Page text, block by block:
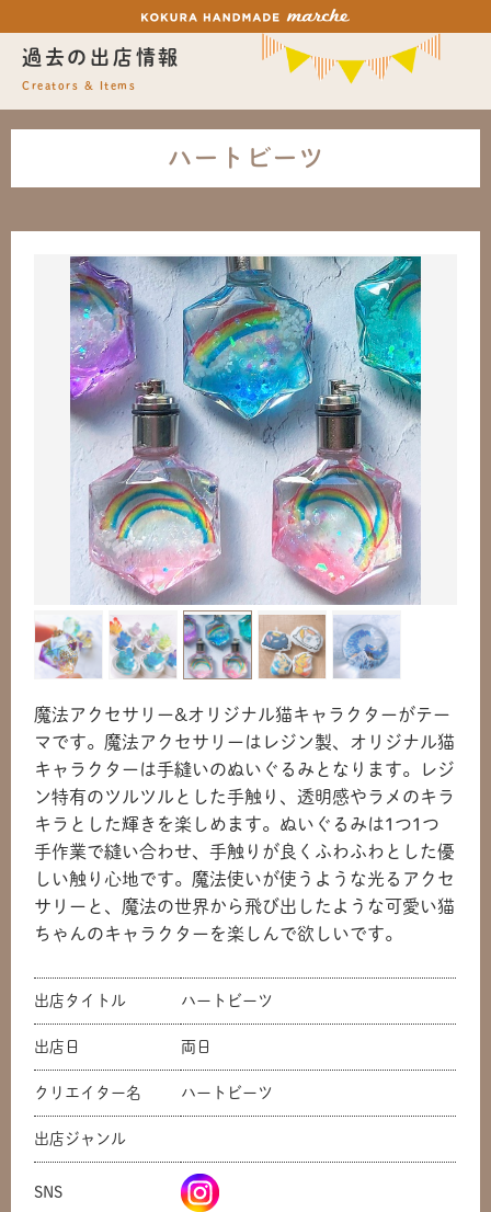
過去の出店情報
Creators & Items
ハートビーツ
魔法アクセサリー&オリジナル猫キャラクターがテー
マです。魔法アクセサリーはレジン製、オリジナル猫
キャラクターは手縫いのぬいぐるみとなります。レジ
ン特有のツルツルとした手触り、透明感やラメのキラ
キラとした輝きを楽しめます。ぬいぐるみは1つ1つ
手作業で縫い合わせ、手触りが良くふわふわとした優
しい触り心地です。魔法使いが使うような光るアクセ
サリーと、魔法の世界から飛び出したような可愛い猫
ちゃんのキャラクターを楽しんで欲しいです。
出店タイトル ハートビーツ
出店日 両日
クリエイター名 ハートビーツ
出店ジャンル
SNS